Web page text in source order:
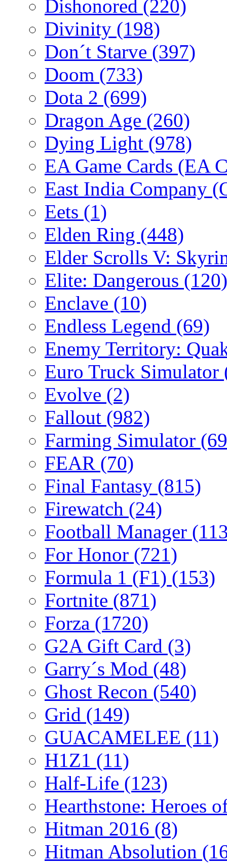
Dishonored (220)
Divinity (198)
Don´t Starve (397)
Doom (733)
Dota 2 (699)
Dragon Age (260)
Dying Light (978)
EA Game Cards (EA
East India Company
Eets (1)
Elden Ring (448)
Elder Scrolls V:
Elite: Dangerous (120)
Enclave (10)
Endless Legend (69)
Enemy Territory:
Euro Truck Simulator
Evolve (2)
Fallout (982)
Farming Simulator
FEAR (70)
Final Fantasy (815)
Firewatch (24)
Football Manager
For Honor (721)
Formula 1 (F1) (153)
Fortnite (871)
Forza (1720)
G2A Gift Card (3)
Garry´s Mod (48)
Ghost Recon (540)
Grid (149)
GUACAMELEE (11)
H1Z1 (11)
Half-Life (123)
Hearthstone: Heroes
Hitman 2016 (8)
Hitman Absolution